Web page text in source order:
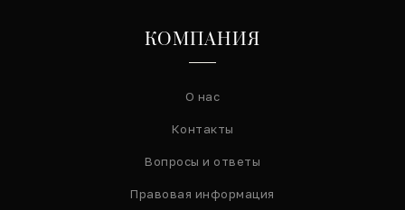
КОМПАНИЯ
О нас
Контакты
Вопросы и ответы
Правовая информация